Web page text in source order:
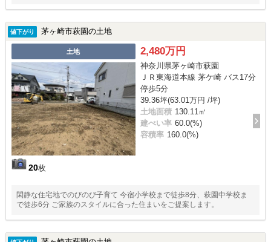
値下がり 茅ヶ崎市萩園の土地
土地
20枚
2,480万円
神奈川県茅ヶ崎市萩園
ＪＲ東海道本線 茅ケ崎 バス17分
停歩5分
39.36坪(63.01万円 /坪)
土地面積 130.11㎡
建ぺい率 60.0(%)
容積率 160.0(%)
閑静な住宅地でのびのび子育て 今宿小学校まで徒歩8分、萩園中学校ま
で徒歩6分 ご家族のスタイルに合った住まいをご提案します。